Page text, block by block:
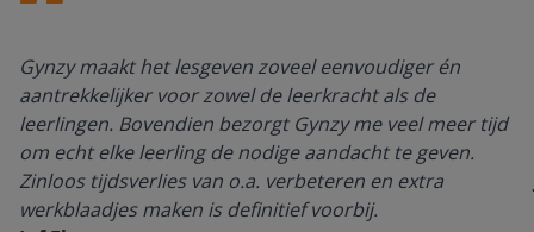
Gynzy maakt het lesgeven zoveel eenvoudiger én
aantrekkelijker voor zowel de leerkracht als de
leerlingen. Bovendien bezorgt Gynzy me veel meer tijd
om echt elke leerling de nodige aandacht te geven.
Zinloos tijdsverlies van o.a. verbeteren en extra
werkblaadjes maken is definitief voorbij.